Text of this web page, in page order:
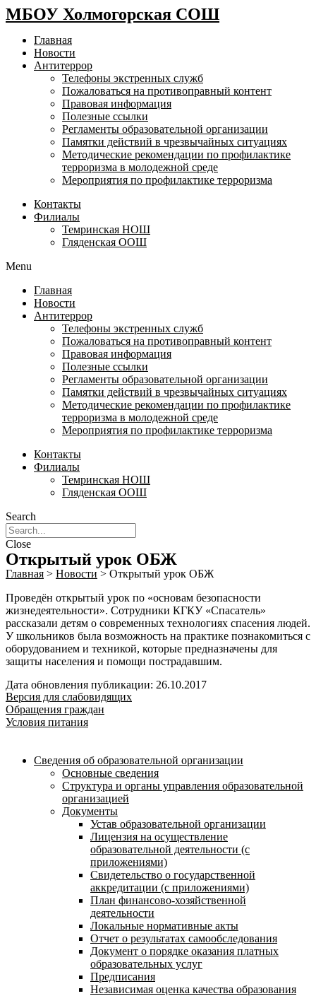
МБОУ Холмогорская СОШ
Главная
Новости
Антитеррор
Телефоны экстренных служб
Пожаловаться на противоправный контент
Правовая информация
Полезные ссылки
Регламенты образовательной организации
Памятки действий в чрезвычайных ситуациях
Методические рекомендации по профилактике
терроризма в молодежной среде
Мероприятия по профилактике терроризма
Контакты
Филиалы
Темринская НОШ
Гляденская ООШ
Menu
Главная
Новости
Антитеррор
Телефоны экстренных служб
Пожаловаться на противоправный контент
Правовая информация
Полезные ссылки
Регламенты образовательной организации
Памятки действий в чрезвычайных ситуациях
Методические рекомендации по профилактике
терроризма в молодежной среде
Мероприятия по профилактике терроризма
Контакты
Филиалы
Темринская НОШ
Гляденская ООШ
Search
Close
Открытый урок ОБЖ
Главная > Новости > Открытый урок ОБЖ
Проведён открытый урок по «основам безопасности
жизнедеятельности». Сотрудники КГКУ «Спасатель»
рассказали детям о современных технологиях спасения людей.
У школьников была возможность на практике познакомиться с
оборудованием и техникой, которые предназначены для
защиты населения и помощи пострадавшим.
Дата обновления публикации: 26.10.2017
Версия для слабовидящих
Обращения граждан
Условия питания
Сведения об образовательной организации
Основные сведения
Структура и органы управления образовательной
организацией
Документы
Устав образовательной организации
Лицензия на осуществление
образовательной деятельности (с
приложениями)
Свидетельство о государственной
аккредитации (с приложениями)
План финансово-хозяйственной
деятельности
Локальные нормативные акты
Отчет о результатах самообследования
Документ о порядке оказания платных
образовательных услуг
Предписания
Независимая оценка качества образования